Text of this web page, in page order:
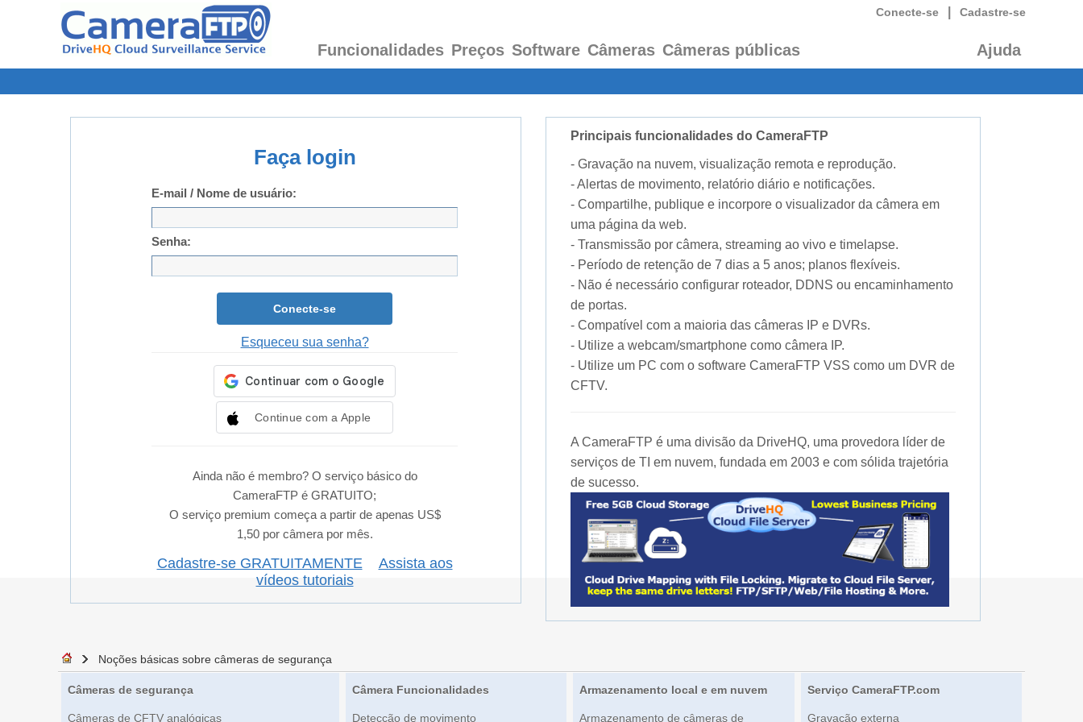
Conecte-se Cadastre-se
Funcionalidades Preços Software Câmeras Câmeras públicas Ajuda
Faça login
E-mail / Nome de usuário:
Senha:
Conecte-se
Esqueceu sua senha?
Continue com a Apple
Ainda não é membro? O serviço básico do
CameraFTP é GRATUITO;
O serviço premium começa a partir de apenas US$
1,50 por câmera por mês.
Cadastre-se GRATUITAMENTE
Assista aos
vídeos tutoriais
Principais funcionalidades do CameraFTP
- Gravação na nuvem, visualização remota e reprodução.
- Alertas de movimento, relatório diário e notificações.
- Compartilhe, publique e incorpore o visualizador da câmera em
uma página da web.
- Transmissão por câmera, streaming ao vivo e timelapse.
- Período de retenção de 7 dias a 5 anos; planos flexíveis.
- Não é necessário configurar roteador, DDNS ou encaminhamento
de portas.
- Compatível com a maioria das câmeras IP e DVRs.
- Utilize a webcam/smartphone como câmera IP.
- Utilize um PC com o software CameraFTP VSS como um DVR de
CFTV.
A CameraFTP é uma divisão da DriveHQ, uma provedora líder de
serviços de TI em nuvem, fundada em 2003 e com sólida trajetória
de sucesso.
Noções básicas sobre câmeras de segurança
Câmeras de segurança
Câmeras de CFTV analógicas
Câmera Funcionalidades
Detecção de movimento
Armazenamento local e em nuvem
Armazenamento de câmeras de
Serviço CameraFTP.com
Gravação externa